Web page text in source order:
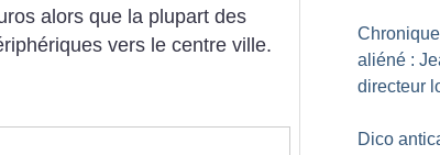
alors que la plupart des
vers le centre ville.
aliéné :
directeur
Dico